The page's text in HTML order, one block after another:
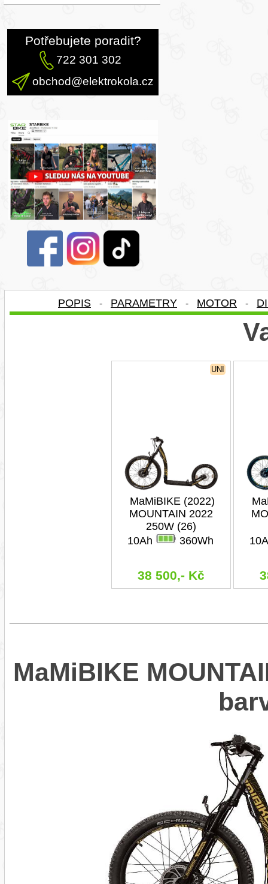
Potřebujete poradit?
722 301 302
obchod@elektrokola.cz
POPIS - PARAMETRY - MOTOR -
UNI
MaMiBIKE (2022)
MOUNTAIN 2022
250W (26)
10Ah
360Wh
38 500,- Kč
MaMiBIKE